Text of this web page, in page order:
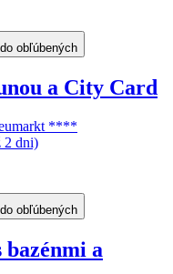
obľúbených
a City Card
****
2 dni)
obľúbených
a